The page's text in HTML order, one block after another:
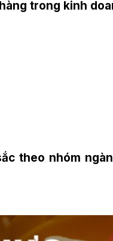
trong kinh
theo nhóm